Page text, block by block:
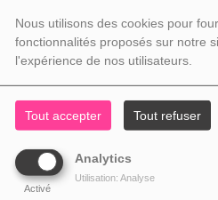
Nous utilisons des cookies pour
fonctionnalités proposés sur notre
l'expérience de nos utilisateurs.
Tout accepter Tout refuser
Analytics
Activé
Utilisation: Analyse